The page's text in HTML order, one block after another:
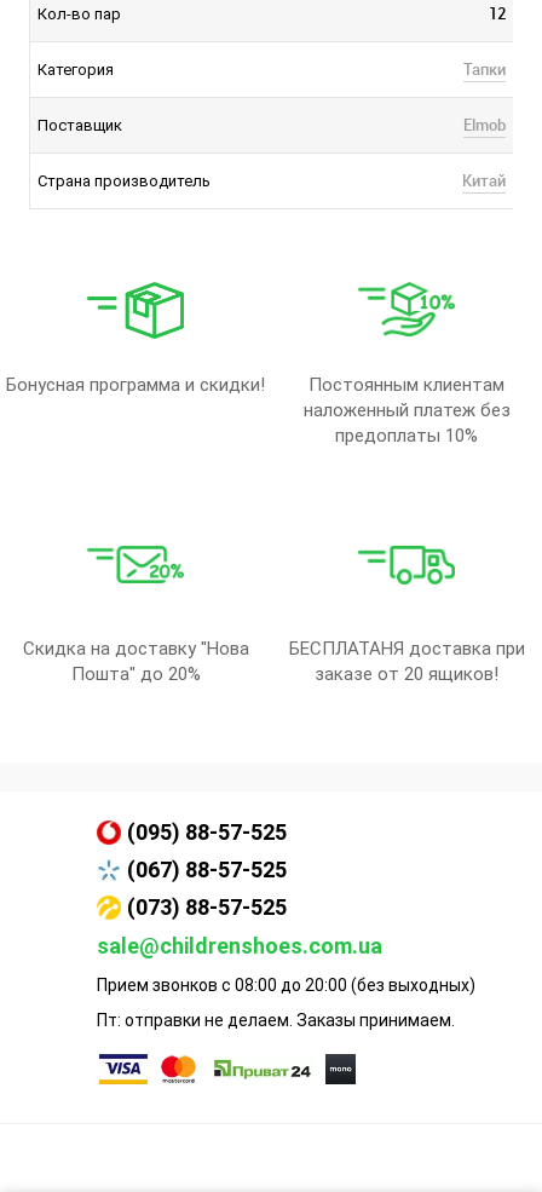
Кол-во пар 12
Категория Тапки
Поставщик Elmob
Страна производитель Китай
Бонусная программа и скидки!
Постоянным клиентам
наложенный платеж без
предоплаты 10%
Скидка на доставку "Нова
Пошта" до 20%
БЕСПЛАТАНЯ доставка при
заказе от 20 ящиков!
(095) 88-57-525
(067) 88-57-525
(073) 88-57-525
sale@childrenshoes.com.ua
Прием звонков с 08:00 до 20:00 (без выходных)
Пт: отправки не делаем. Заказы принимаем.